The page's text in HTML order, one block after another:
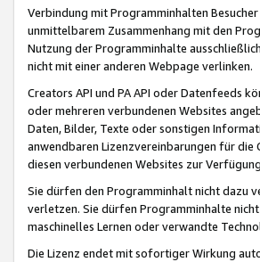
Verbindung mit Programminhalten
unmittelbarem Zusammenhang mit den
Nutzung der Programminhalte
nicht mit einer anderen Webpage verlinken.
Creators API und PA API oder Datenfeeds
oder mehreren verbundenen Websites
Daten, Bilder, Texte oder sonstigen
anwendbaren Lizenzvereinbarungen für die
diesen verbundenen Websites zur
Sie dürfen den Programminhalt nicht dazu
verletzen. Sie dürfen Programminhalte
maschinelles Lernen oder verwandte
Die Lizenz endet mit sofortiger Wirkung